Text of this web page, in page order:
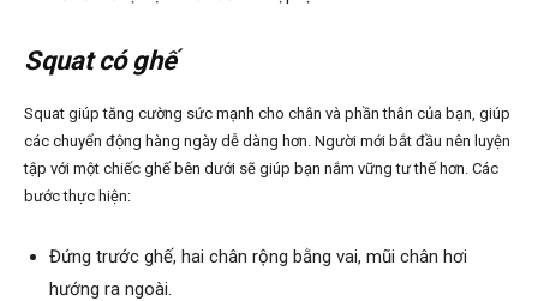
Squatcó ghế
Squat giúp tăng cường sức mạnh cho chân và phần thân của bạn, giúp
các chuyển động hàng ngày dễ dàng hơn. Người mới bắt đầu nên luyện
tập với một chiếc ghế bên dưới sẽ giúp bạn nắm vững tư thế hơn. Các
bước thực hiện:
Đứng trước ghế, hai chân rộng bằng vai, mũi chân hơi
hướng ra ngoài.